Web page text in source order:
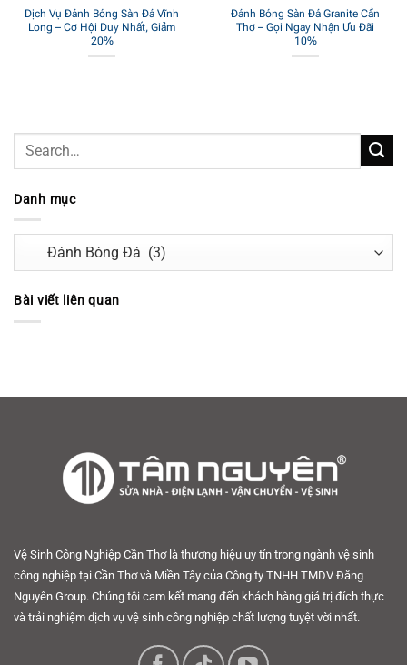
Dịch Vụ Đánh Bóng Sàn Đá Vĩnh
Long – Cơ Hội Duy Nhất, Giảm
20%
Đánh Bóng Sàn Đá Granite Cần
Thơ – Gọi Ngay Nhận Ưu Đãi
10%
Danh mục
Bài viết liên quan
Vệ Sinh Công Nghiệp Cần Thơ là thương hiệu uy tín trong ngành vệ sinh
công nghiệp tại Cần Thơ và Miền Tây của Công ty TNHH TMDV Đăng
Nguyên Group. Chúng tôi cam kết mang đến khách hàng giá trị đích thực
và trải nghiệm dịch vụ vệ sinh công nghiệp chất lượng tuyệt vời nhất.